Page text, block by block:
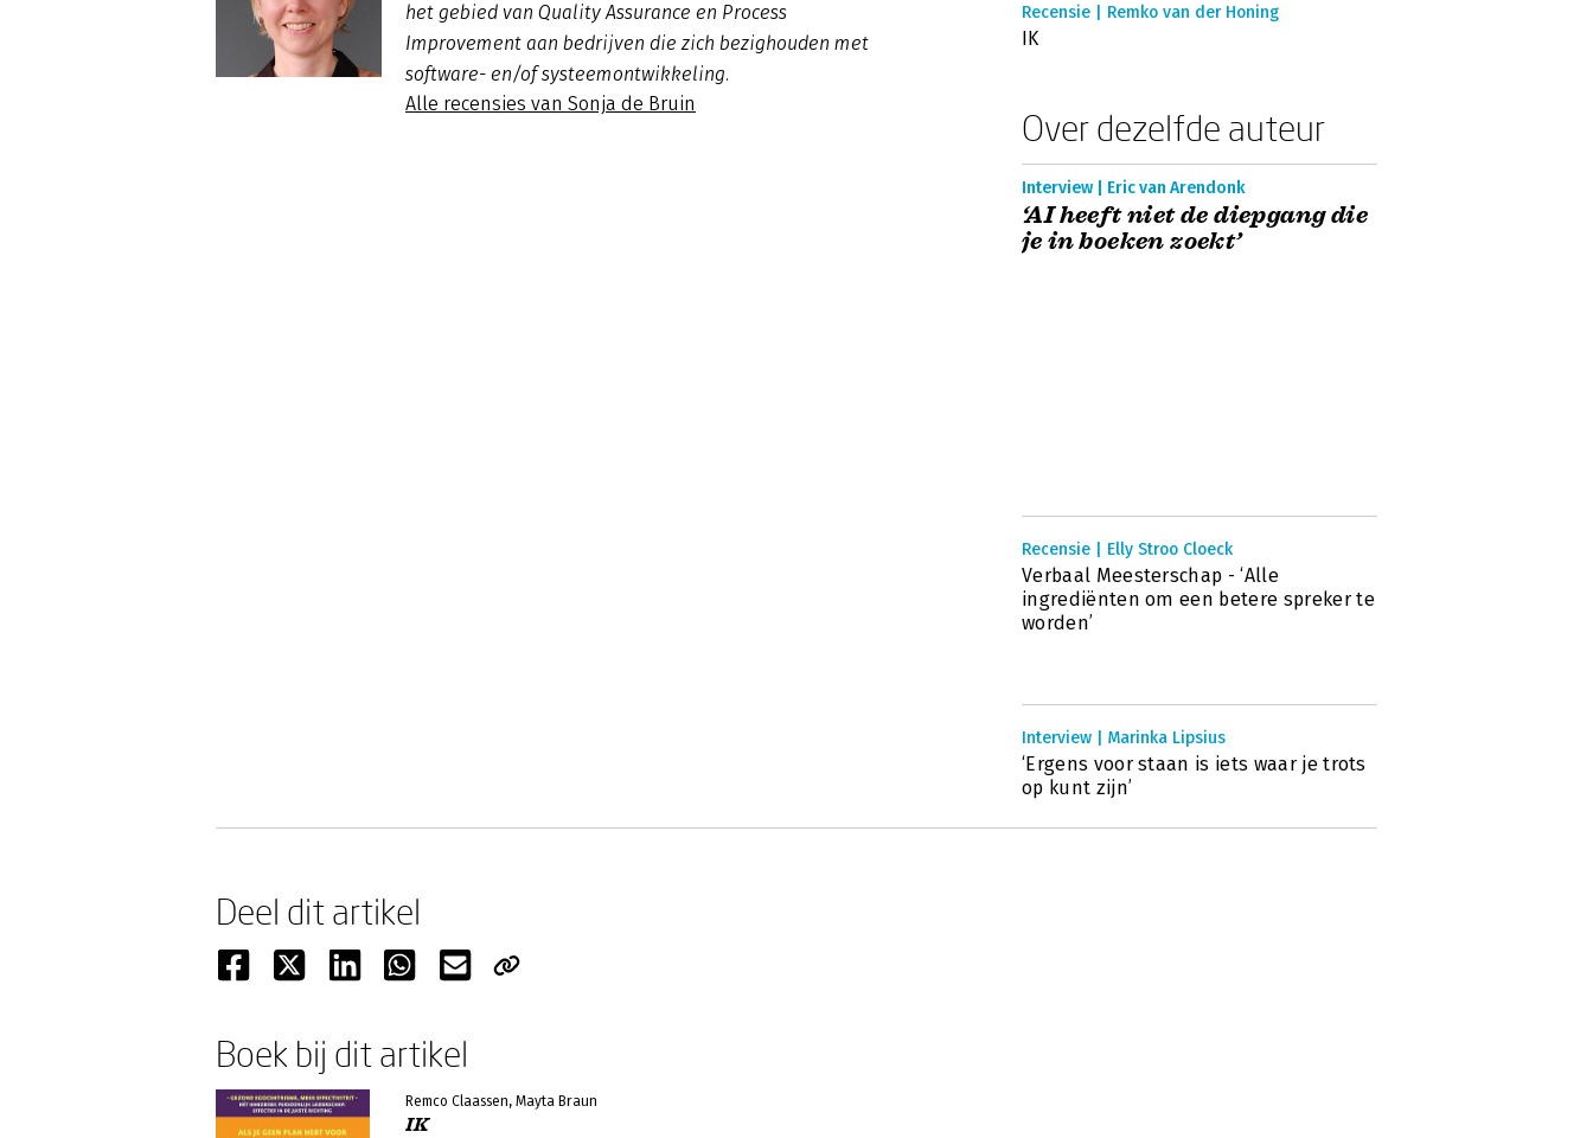
het gebied van Quality Assurance en Process
Improvement aan bedrijven die zich bezighouden met
software- en/of systeemontwikkeling.
Alle recensies van Sonja de Bruin
Recensie | Remko van der Honing
IK
Over dezelfde auteur
Interview | Eric van Arendonk
‘AI heeft niet de diepgang die
je in boeken zoekt’
Recensie | Elly Stroo Cloeck
Verbaal Meesterschap - ‘Alle
ingrediënten om een betere spreker te
worden’
Interview | Marinka Lipsius
‘Ergens voor staan is iets waar je trots
op kunt zijn’
Deel dit artikel
Boek bij dit artikel
Remco Claassen, Mayta Braun
IK